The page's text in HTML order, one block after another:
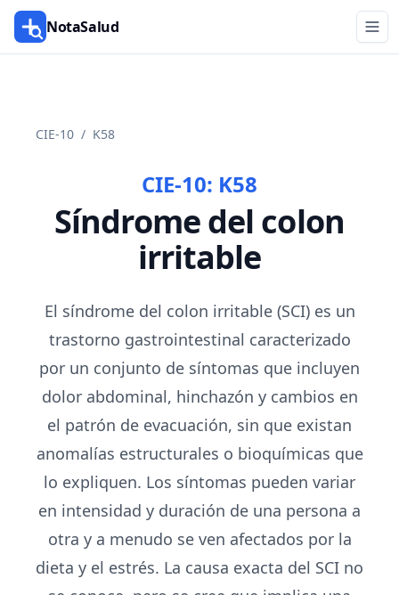
NotaSalud
CIE-10 / K58
CIE-10: K58
Síndrome del colon
irritable
El síndrome del colon irritable (SCI) es un
trastorno gastrointestinal caracterizado
por un conjunto de síntomas que incluyen
dolor abdominal, hinchazón y cambios en
el patrón de evacuación, sin que existan
anomalías estructurales o bioquímicas que
lo expliquen. Los síntomas pueden variar
en intensidad y duración de una persona a
otra y a menudo se ven afectados por la
dieta y el estrés. La causa exacta del SCI no